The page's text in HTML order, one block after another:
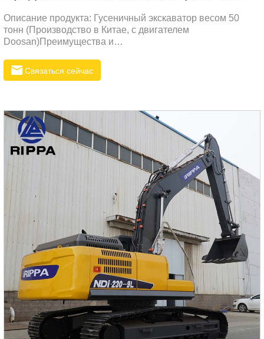
Описание продукта: Гусеничный экскаватор весом 50
тонн (Производство в Китае, с двигателем
Doosan)Преимущества и
оснащен высокоэффективным двигателем Doosan,
предоставляющим значительную мощность. Это
земляные работы и добыча руды, улучшая
производительность работы.Высокая топливная
эффективностьДвигатель Doosan использует передовые
технологии топливного сжигания, обеспечивая отличную
экономию топлива.
Связаться сейчас